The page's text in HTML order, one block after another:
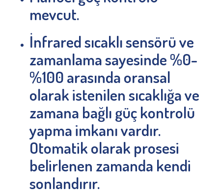
mevcut.
İnfrared sıcaklı sensörü ve
zamanlama sayesinde %0-
%100 arasında oransal
olarak istenilen sıcaklığa ve
zamana bağlı güç kontrolü
yapma imkanı vardır.
Otomatik olarak prosesi
belirlenen zamanda kendi
sonlandırır.